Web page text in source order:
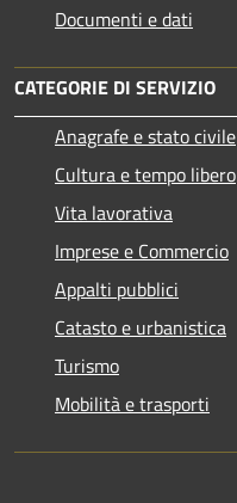
Documenti e dati
CATEGORIE DI SERVIZIO
Anagrafe e stato civile
Cultura e tempo libero
Vita lavorativa
Imprese e Commercio
Appalti pubblici
Catasto e urbanistica
Turismo
Mobilità e trasporti